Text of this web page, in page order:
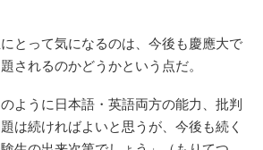
とって気になるのは、今後も慶應大で
されるのかどうかという点だ。
ように日本語・英語両方の能力、批判
は続ければよいと思うが、今後も続く